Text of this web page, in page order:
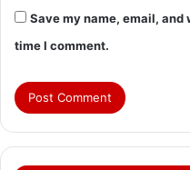
Save my name, email,
time I comment.